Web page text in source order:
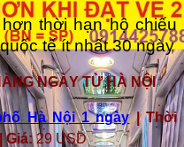
thời hạn hộ chiếu
tế ít nhất 30 ngày
NGÀY TỪ HÀ NỘI
Hà Nội 1 ngày| Thời
Giá:29 USD